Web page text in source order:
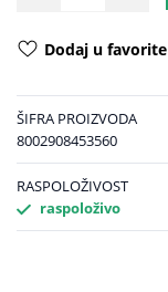
Dodaj u favorite
ŠIFRA PROIZVODA
8002908453560
RASPOLOŽIVOST
raspoloživo